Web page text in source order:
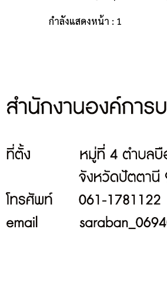
กำลังแสดงหน้า : 1